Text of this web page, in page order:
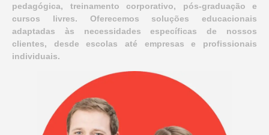
pedagógica, treinamento corporativo, pós-graduação e
cursos livres. Oferecemos soluções educacionais
adaptadas às necessidades específicas de nossos
clientes, desde escolas até empresas e profissionais
individuais.